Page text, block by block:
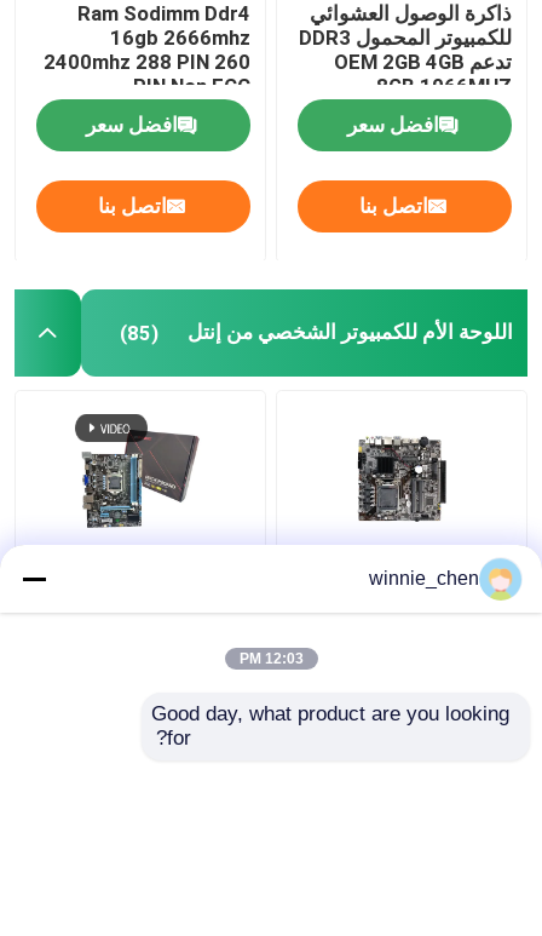
ذاكرة الوصول العشوائي
للكمبيوتر المحمول DDR3
تدعم OEM 2GB 4GB
8GB 1066MHZ
1333MHZ 1600MHZ
Memoryافضل سعر
اتصل بنا
Ram Sodimm Ddr4
16gb 2666mhz
2400mhz 288 PIN 260
PIN Non ECC
افضل سعر
اتصل بنا
اللوحة الأم للكمبيوتر الشخصي من إنتل (85)
LGA 1151 Socket DDR4
Intel PC Motherboard
اللوحة الأم المتكاملة H61
DDR3
winnie_chen
12:03 PM
Good day, what product are you looking
for?